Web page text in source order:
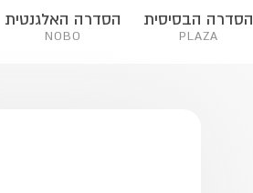
הסדרה הבסיסית
PLAZA
הסדרה האלגנטית
NOBO